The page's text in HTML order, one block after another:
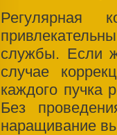
Регулярная
службы. Если
случае
каждого пучка
Без
наращивание